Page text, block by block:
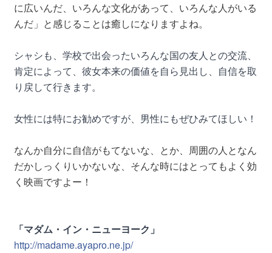
に広いんだ、いろんな文化があって、いろんな人がいる
んだ」と感じることは癒しになりますよね。
シャシも、学校で出会ったいろんな国の友人との交流、
肯定によって、彼女本来の価値を自ら見出し、自信を取
り戻して行きます。
女性には特にお勧めですが、男性にもぜひみてほしい！
なんか自分に自信がもてないな、とか、周囲の人となん
だかしっくりいかないな、そんな時にはとってもよく効
く映画ですよー！
「マダム・イン・ニューヨーク」
http://madame.ayapro.ne.jp/